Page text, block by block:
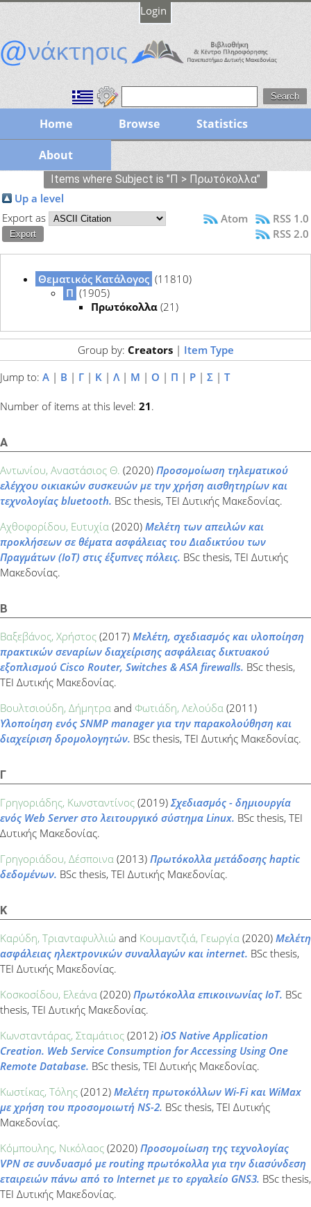
Login
Home Browse Statistics
About
Items where Subject is "Π > Πρωτόκολλα"
Up a level
Export as
Atom
RSS 1.0
RSS 2.0
Θεματικός Κατάλογος (11810)
Π (1905)
Πρωτόκολλα (21)
Group by: Creators| Item Type
Jump to: Α | Β | Γ | Κ | Λ | Μ | Ο | Π | Ρ | Σ | Τ
Number of items at this level: 21.
Α
Αντωνίου, Αναστάσιος Θ. (2020) Προσομοίωση τηλεματικού
ελέγχου οικιακών συσκευών με την χρήση αισθητηρίων και
τεχνολογίας bluetooth. BSc thesis, ΤΕΙ Δυτικής Μακεδονίας.
Αχθοφορίδου, Ευτυχία (2020) Μελέτη των απειλών και
προκλήσεων σε θέματα ασφάλειας του Διαδικτύου των
Πραγμάτων (ΙοΤ) στις έξυπνες πόλεις. BSc thesis, ΤΕΙ Δυτικής
Μακεδονίας.
Β
Βαξεβάνος, Χρήστος (2017) Μελέτη, σχεδιασμός και υλοποίηση
πρακτικών σεναρίων διαχείρισης ασφάλειας δικτυακού
εξοπλισμού Cisco Router, Switches & ASA firewalls. BSc thesis,
ΤΕΙ Δυτικής Μακεδονίας.
Βουλτσιούδη, Δήμητρα and Φωτιάδη, Λελούδα (2011)
Υλοποίηση ενός SNMP manager για την παρακολούθηση και
διαχείριση δρομολογητών. BSc thesis, ΤΕΙ Δυτικής Μακεδονίας.
Γ
Γρηγοριάδης, Κωνσταντίνος (2019) Σχεδιασμός - δημιουργία
ενός Web Server στο λειτουργικό σύστημα Linux. BSc thesis, ΤΕΙ
Δυτικής Μακεδονίας.
Γρηγοριάδου, Δέσποινα (2013) Πρωτόκολλα μετάδοσης haptic
δεδομένων. BSc thesis, ΤΕΙ Δυτικής Μακεδονίας.
Κ
Καρύδη, Τριανταφυλλιώ and Κουμαντζιά, Γεωργία (2020) Μελέτη
ασφάλειας ηλεκτρονικών συναλλαγών και internet. BSc thesis,
ΤΕΙ Δυτικής Μακεδονίας.
Κοσκοσίδου, Ελεάνα (2020) Πρωτόκολλα επικοινωνίας IoT. BSc
thesis, ΤΕΙ Δυτικής Μακεδονίας.
Κωνσταντάρας, Σταμάτιος (2012) iOS Native Application
Creation. Web Service Consumption for Accessing Using One
Remote Database. BSc thesis, ΤΕΙ Δυτικής Μακεδονίας.
Κωστίκας, Τόλης (2012) Μελέτη πρωτοκόλλων Wi-Fi και WiMax
με χρήση του προσομοιωτή NS-2. BSc thesis, ΤΕΙ Δυτικής
Μακεδονίας.
Κόμπουλης, Νικόλαος (2020) Προσομοίωση της τεχνολογίας
VPN σε συνδυασμό με routing πρωτόκολλα για την διασύνδεση
εταιρειών πάνω από το Internet με το εργαλείο GNS3. BSc thesis,
ΤΕΙ Δυτικής Μακεδονίας.